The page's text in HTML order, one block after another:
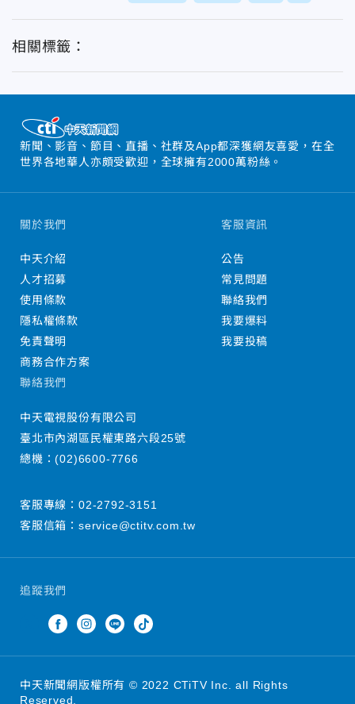
相關標籤：
新聞、影音、節目、直播、社群及App都深獲網友喜愛，在全
世界各地華人亦頗受歡迎，全球擁有2000萬粉絲。
追蹤我們
關於我們
中天介紹
人才招募
使用條款
隱私權條款
免責聲明
商務合作方案
客服資訊
公告
常見問題
聯絡我們
我要爆料
我要投稿
聯絡我們
中天電視股份有限公司
臺北市內湖區民權東路六段25號
總機：(02)6600-7766
客服專線： 02-2792-3151
客服信箱： service@ctitv.com.tw
中天新聞網版權所有 © 2022 CTiTV Inc. all Rights
Reserved.